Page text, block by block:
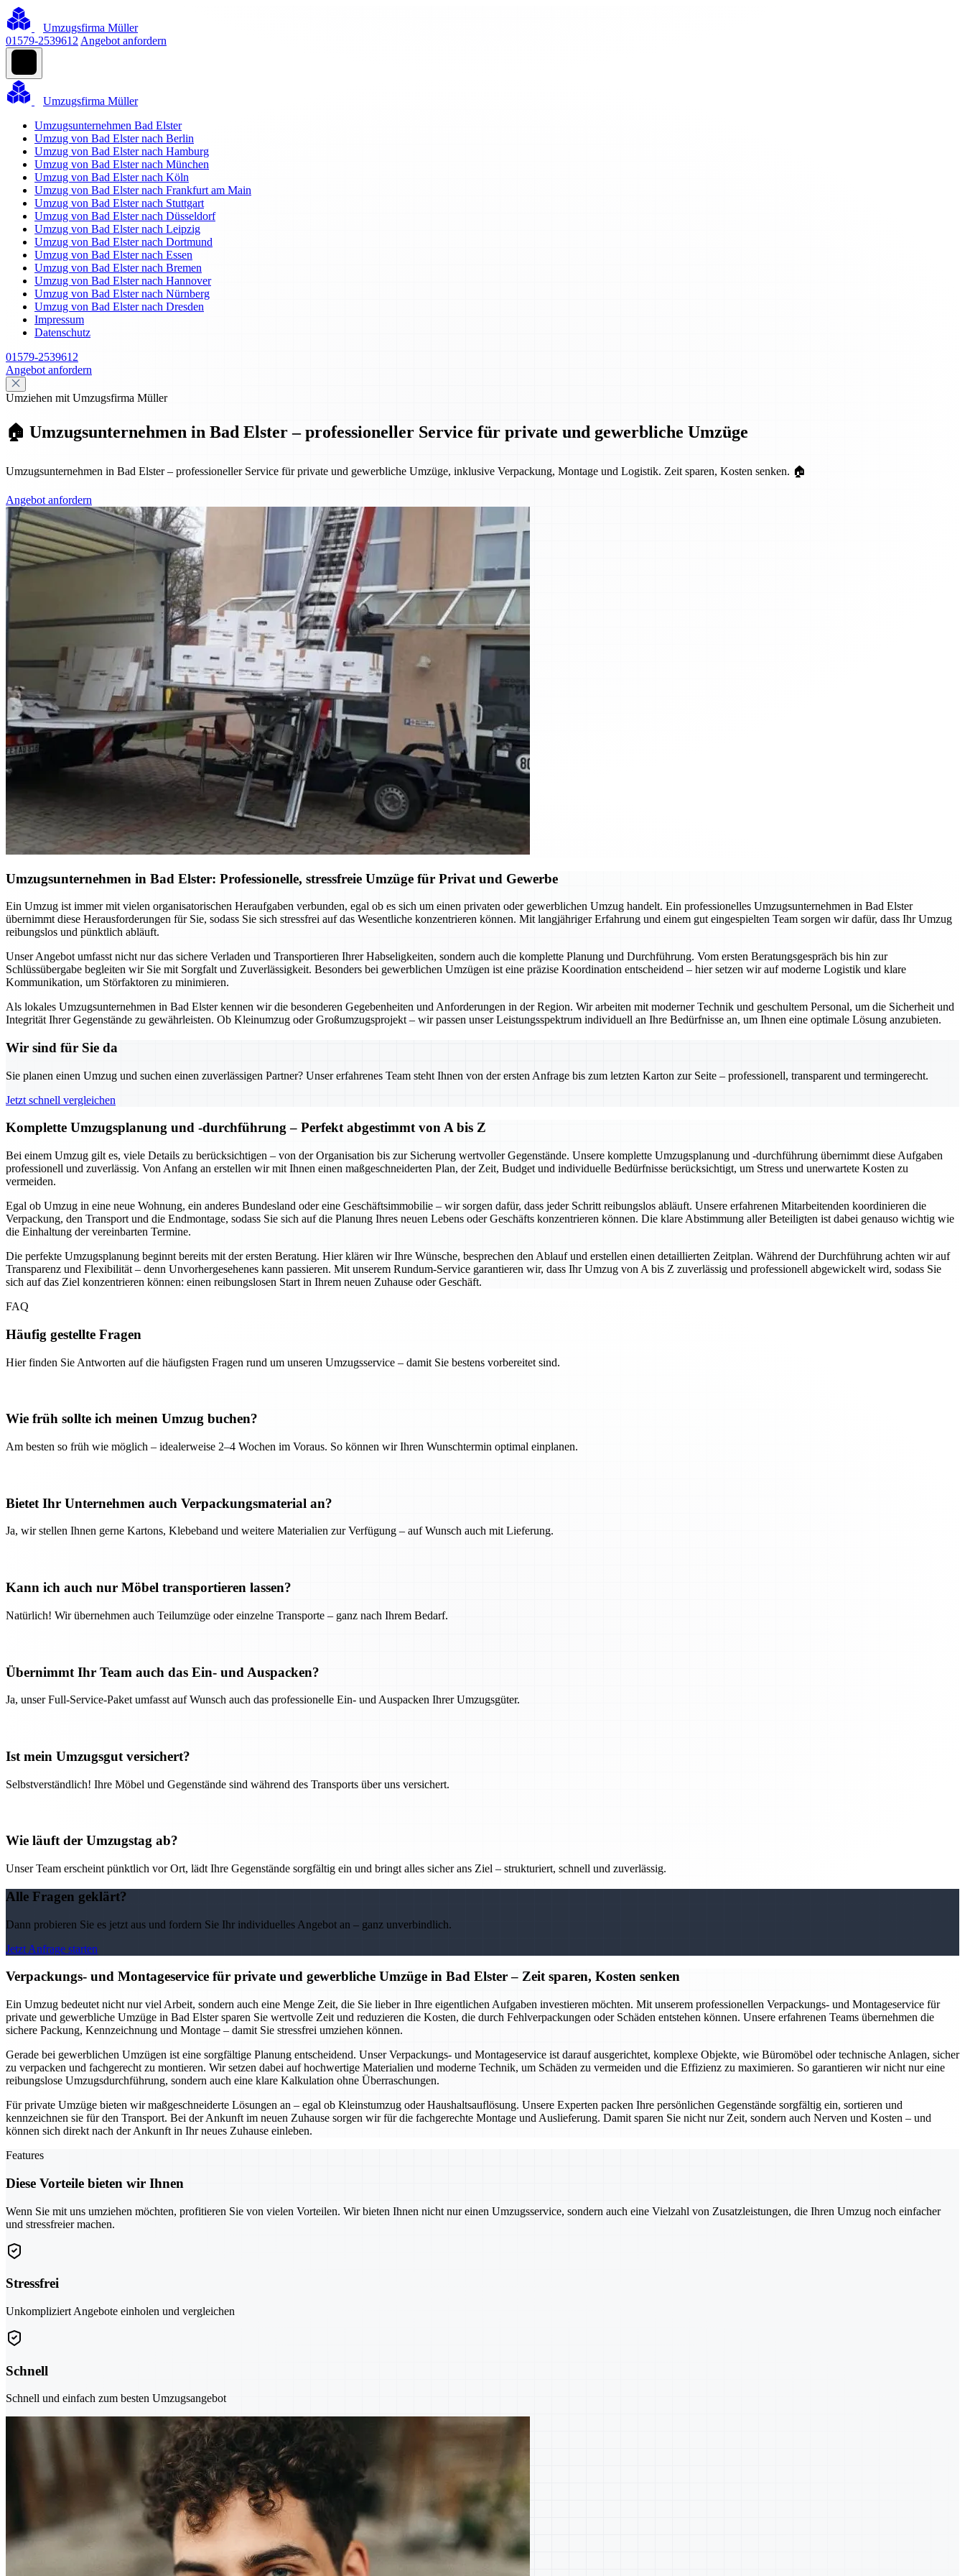
Umzugsfirma Müller
01579-2539612 Angebot anfordern
Umzugsfirma Müller
Umzugsunternehmen Bad Elster
Umzug von Bad Elster nach Berlin
Umzug von Bad Elster nach Hamburg
Umzug von Bad Elster nach München
Umzug von Bad Elster nach Köln
Umzug von Bad Elster nach Frankfurt am Main
Umzug von Bad Elster nach Stuttgart
Umzug von Bad Elster nach Düsseldorf
Umzug von Bad Elster nach Leipzig
Umzug von Bad Elster nach Dortmund
Umzug von Bad Elster nach Essen
Umzug von Bad Elster nach Bremen
Umzug von Bad Elster nach Hannover
Umzug von Bad Elster nach Nürnberg
Umzug von Bad Elster nach Dresden
Impressum
Datenschutz
01579-2539612
Angebot anfordern
Umziehen mit Umzugsfirma Müller
🏠 Umzugsunternehmen in Bad Elster – professioneller Service für private und gewerbliche Umzüge
Umzugsunternehmen in Bad Elster – professioneller Service für private und gewerbliche Umzüge, inklusive Verpackung, Montage und Logistik. Zeit sparen, Kosten senken. 🏠
Angebot anfordern
Umzugsunternehmen in Bad Elster: Professionelle, stressfreie Umzüge für Privat und Gewerbe
Ein Umzug ist immer mit vielen organisatorischen Heraufgaben verbunden, egal ob es sich um einen privaten oder gewerblichen Umzug handelt. Ein professionelles Umzugsunternehmen in Bad Elster
übernimmt diese Herausforderungen für Sie, sodass Sie sich stressfrei auf das Wesentliche konzentrieren können. Mit langjähriger Erfahrung und einem gut eingespielten Team sorgen wir dafür, dass Ihr Umzug
reibungslos und pünktlich abläuft.
Unser Angebot umfasst nicht nur das sichere Verladen und Transportieren Ihrer Habseligkeiten, sondern auch die komplette Planung und Durchführung. Vom ersten Beratungsgespräch bis hin zur
Schlüssübergabe begleiten wir Sie mit Sorgfalt und Zuverlässigkeit. Besonders bei gewerblichen Umzügen ist eine präzise Koordination entscheidend – hier setzen wir auf moderne Logistik und klare
Kommunikation, um Störfaktoren zu minimieren.
Als lokales Umzugsunternehmen in Bad Elster kennen wir die besonderen Gegebenheiten und Anforderungen in der Region. Wir arbeiten mit moderner Technik und geschultem Personal, um die Sicherheit und
Integrität Ihrer Gegenstände zu gewährleisten. Ob Kleinumzug oder Großumzugsprojekt – wir passen unser Leistungsspektrum individuell an Ihre Bedürfnisse an, um Ihnen eine optimale Lösung anzubieten.
Wir sind für Sie da
Sie planen einen Umzug und suchen einen zuverlässigen Partner? Unser erfahrenes Team steht Ihnen von der ersten Anfrage bis zum letzten Karton zur Seite – professionell, transparent und termingerecht.
Jetzt schnell vergleichen
Komplette Umzugsplanung und -durchführung – Perfekt abgestimmt von A bis Z
Bei einem Umzug gilt es, viele Details zu berücksichtigen – von der Organisation bis zur Sicherung wertvoller Gegenstände. Unsere komplette Umzugsplanung und -durchführung übernimmt diese Aufgaben
professionell und zuverlässig. Von Anfang an erstellen wir mit Ihnen einen maßgeschneiderten Plan, der Zeit, Budget und individuelle Bedürfnisse berücksichtigt, um Stress und unerwartete Kosten zu
vermeiden.
Egal ob Umzug in eine neue Wohnung, ein anderes Bundesland oder eine Geschäftsimmobilie – wir sorgen dafür, dass jeder Schritt reibungslos abläuft. Unsere erfahrenen Mitarbeitenden koordinieren die
Verpackung, den Transport und die Endmontage, sodass Sie sich auf die Planung Ihres neuen Lebens oder Geschäfts konzentrieren können. Die klare Abstimmung aller Beteiligten ist dabei genauso wichtig wie
die Einhaltung der vereinbarten Termine.
Die perfekte Umzugsplanung beginnt bereits mit der ersten Beratung. Hier klären wir Ihre Wünsche, besprechen den Ablauf und erstellen einen detaillierten Zeitplan. Während der Durchführung achten wir auf
Transparenz und Flexibilität – denn Unvorhergesehenes kann passieren. Mit unserem Rundum-Service garantieren wir, dass Ihr Umzug von A bis Z zuverlässig und professionell abgewickelt wird, sodass Sie
sich auf das Ziel konzentrieren können: einen reibungslosen Start in Ihrem neuen Zuhause oder Geschäft.
FAQ
Häufig gestellte Fragen
Hier finden Sie Antworten auf die häufigsten Fragen rund um unseren Umzugsservice – damit Sie bestens vorbereitet sind.
Wie früh sollte ich meinen Umzug buchen?
Am besten so früh wie möglich – idealerweise 2–4 Wochen im Voraus. So können wir Ihren Wunschtermin optimal einplanen.
Bietet Ihr Unternehmen auch Verpackungsmaterial an?
Ja, wir stellen Ihnen gerne Kartons, Klebeband und weitere Materialien zur Verfügung – auf Wunsch auch mit Lieferung.
Kann ich auch nur Möbel transportieren lassen?
Natürlich! Wir übernehmen auch Teilumzüge oder einzelne Transporte – ganz nach Ihrem Bedarf.
Übernimmt Ihr Team auch das Ein- und Auspacken?
Ja, unser Full-Service-Paket umfasst auf Wunsch auch das professionelle Ein- und Auspacken Ihrer Umzugsgüter.
Ist mein Umzugsgut versichert?
Selbstverständlich! Ihre Möbel und Gegenstände sind während des Transports über uns versichert.
Wie läuft der Umzugstag ab?
Unser Team erscheint pünktlich vor Ort, lädt Ihre Gegenstände sorgfältig ein und bringt alles sicher ans Ziel – strukturiert, schnell und zuverlässig.
Alle Fragen geklärt?
Dann probieren Sie es jetzt aus und fordern Sie Ihr individuelles Angebot an – ganz unverbindlich.
Jetzt Anfrage starten
Verpackungs- und Montageservice für private und gewerbliche Umzüge in Bad Elster – Zeit sparen, Kosten senken
Ein Umzug bedeutet nicht nur viel Arbeit, sondern auch eine Menge Zeit, die Sie lieber in Ihre eigentlichen Aufgaben investieren möchten. Mit unserem professionellen Verpackungs- und Montageservice für
private und gewerbliche Umzüge in Bad Elster sparen Sie wertvolle Zeit und reduzieren die Kosten, die durch Fehlverpackungen oder Schäden entstehen können. Unsere erfahrenen Teams übernehmen die
sichere Packung, Kennzeichnung und Montage – damit Sie stressfrei umziehen können.
Gerade bei gewerblichen Umzügen ist eine sorgfältige Planung entscheidend. Unser Verpackungs- und Montageservice ist darauf ausgerichtet, komplexe Objekte, wie Büromöbel oder technische Anlagen, sicher
zu verpacken und fachgerecht zu montieren. Wir setzen dabei auf hochwertige Materialien und moderne Technik, um Schäden zu vermeiden und die Effizienz zu maximieren. So garantieren wir nicht nur eine
reibungslose Umzugsdurchführung, sondern auch eine klare Kalkulation ohne Überraschungen.
Für private Umzüge bieten wir maßgeschneiderte Lösungen an – egal ob Kleinstumzug oder Haushaltsauflösung. Unsere Experten packen Ihre persönlichen Gegenstände sorgfältig ein, sortieren und
kennzeichnen sie für den Transport. Bei der Ankunft im neuen Zuhause sorgen wir für die fachgerechte Montage und Auslieferung. Damit sparen Sie nicht nur Zeit, sondern auch Nerven und Kosten – und
können sich direkt nach der Ankunft in Ihr neues Zuhause einleben.
Features
Diese Vorteile bieten wir Ihnen
Wenn Sie mit uns umziehen möchten, profitieren Sie von vielen Vorteilen. Wir bieten Ihnen nicht nur einen Umzugsservice, sondern auch eine Vielzahl von Zusatzleistungen, die Ihren Umzug noch einfacher
und stressfreier machen.
Stressfrei
Unkompliziert Angebote einholen und vergleichen
Schnell
Schnell und einfach zum besten Umzugsangebot